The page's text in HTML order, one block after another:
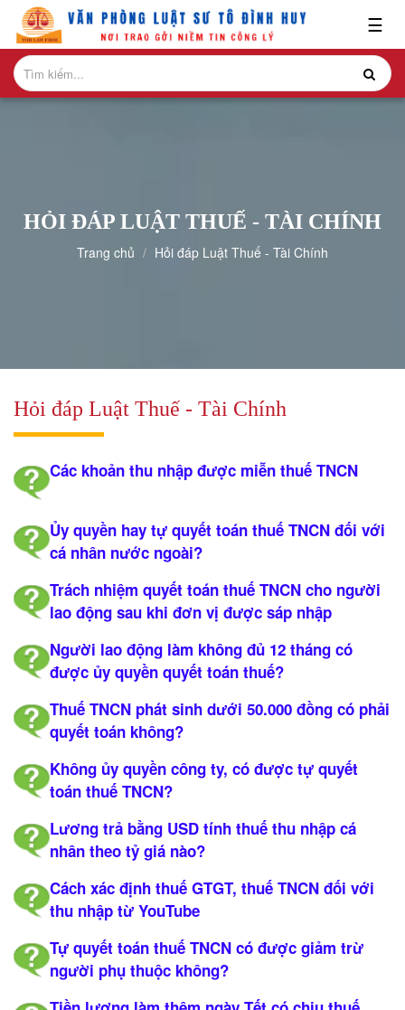
GIỚI
THIỆU
ĐÁP
DỊCH
VỤ
VĂN
THỦ
LIÊN
HỆ
☰
HỎI ĐÁP LUẬT THUẾ - TÀI CHÍNH
Trang chủ Hỏi đáp Luật Thuế - Tài Chính
Hỏi đáp Luật Thuế - Tài Chính
Các khoản thu nhập được miễn thuế TNCN
Ủy quyền hay tự quyết toán thuế TNCN đối với
cá nhân nước ngoài?
Trách nhiệm quyết toán thuế TNCN cho người
lao động sau khi đơn vị được sáp nhập
Người lao động làm không đủ 12 tháng có
được ủy quyền quyết toán thuế?
Thuế TNCN phát sinh dưới 50.000 đồng có phải
quyết toán không?
Không ủy quyền công ty, có được tự quyết
toán thuế TNCN?
Lương trả bằng USD tính thuế thu nhập cá
nhân theo tỷ giá nào?
Cách xác định thuế GTGT, thuế TNCN đối với
thu nhập từ YouTube
Tự quyết toán thuế TNCN có được giảm trừ
người phụ thuộc không?